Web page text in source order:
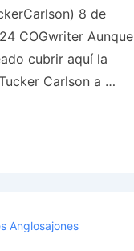
8 de
COGwriter Aunque
cubrir aquí la
Carlson a …
Anglosajones